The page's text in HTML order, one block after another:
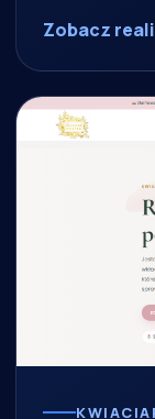
Zobacz